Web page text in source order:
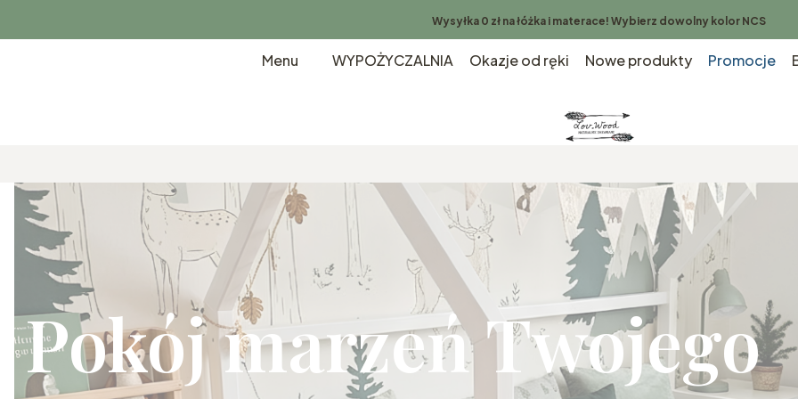
Wysyłka 0 zł na łóżka i materace! Wybierz dowolny kolor NCS
Menu WYPOŻYCZALNIA Okazje od ręki Nowe produkty Promocje
Pokój marzeń Twojego